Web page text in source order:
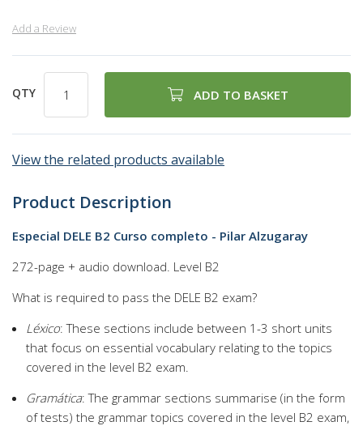
Add a Review
QTY ADD TO BASKET
View the related products available
Product Description
Especial DELE B2 Curso completo - Pilar Alzugaray
272-page + audio download. Level B2
What is required to pass the DELE B2 exam?
Léxico: These sections include between 1-3 short units
that focus on essential vocabulary relating to the topics
covered in the level B2 exam.
Gramática: The grammar sections summarise (in the form
of tests) the grammar topics covered in the level B2 exam,